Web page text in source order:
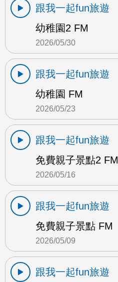
跟我一起fun旅遊
幼稚園2 FM
2026/05/30
跟我一起fun旅遊
幼稚園 FM
2026/05/23
跟我一起fun旅遊
免費親子景點2 FM
2026/05/16
跟我一起fun旅遊
免費親子景點 FM
2026/05/09
跟我一起fun旅遊